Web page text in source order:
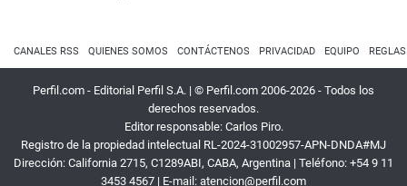
CANALES RSS QUIENES SOMOS CONTÁCTENOS PRIVACIDAD EQUIPO
Perfil.com - Editorial Perfil S.A. | © Perfil.com 2006-2026 - Todos los
derechos reservados.
Editor responsable: Carlos Piro.
Registro de la propiedad intelectual RL-2024-31002957-APN-DNDA#MJ
Dirección: California 2715, C1289ABI, CABA, Argentina | Teléfono: +54 9 11
3453 4567 | E-mail: atencion@perfil.com